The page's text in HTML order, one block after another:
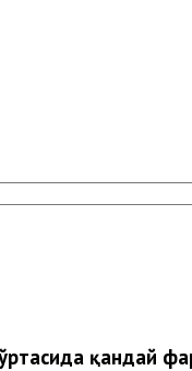
қандай